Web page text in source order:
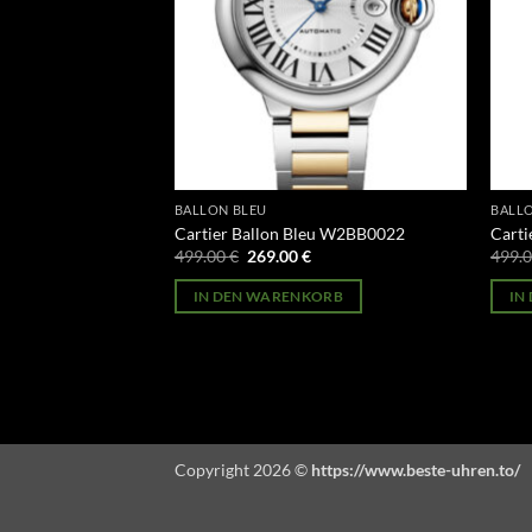
BALLON BLEU
Cartier Ballon Bleu W2BB0022
499.00€ Ursprünglicher
war:
499.00 €
269.00€Aktueller
ist:
269.00 €.
IN DEN WARENKORB IN
Copyright 2026 © https://www.beste-uhren.to/